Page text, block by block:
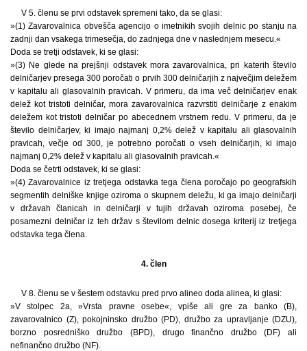
V 5. členu se prvi odstavek spremeni tako, da se glasi:
»(1) Zavarovalnica obvešča agencijo o imetnikih svojih delnic po stanju na
zadnji dan vsakega trimesečja, do zadnjega dne v naslednjem mesecu.«
Doda se tretji odstavek, ki se glasi:
»(3) Ne glede na prejšnji odstavek mora zavarovalnica, pri katerih število
delničarjev presega 300 poročati o prvih 300 delničarjih z največjim deležem
v kapitalu ali glasovalnih pravicah. V primeru, da ima več delničarjev enak
delež kot tristoti delničar, mora zavarovalnica razvrstiti delničarje z enakim
deležem kot tristoti delničar po abecednem vrstnem redu. V primeru, da je
število delničarjev, ki imajo najmanj 0,2% delež v kapitalu ali glasovalnih
pravicah, večje od 300, je potrebno poročati o vseh delničarjih, ki imajo
najmanj 0,2% delež v kapitalu ali glasovalnih pravicah.«
Doda se četrti odstavek, ki se glasi:
»(4) Zavarovalnice iz tretjega odstavka tega člena poročajo po geografskih
segmentih delniške knjige oziroma o skupnem deležu, ki ga imajo delničarji
v državah članicah in delničarji v tujih državah oziroma posebej, če
posamezni delničar iz teh držav s številom delnic dosega kriterij iz tretjega
odstavka tega člena.
4. člen
V 8. členu se v šestem odstavku pred prvo alineo doda alinea, ki glasi:
»V stolpec 2a, »Vrsta pravne osebe«, vpiše ali gre za banko (B),
zavarovalnico (Z), pokojninsko družbo (PD), družbo za upravljanje (DZU),
borzno posredniško družbo (BPD), drugo finančno družbo (DF) ali
nefinančno družbo (NF).